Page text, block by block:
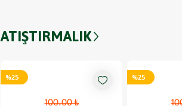
ATIŞTIRMALIK
%25
100.00 ₺
%25